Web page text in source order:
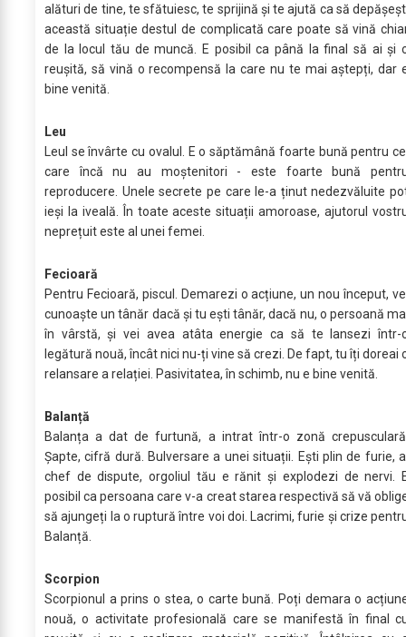
alături de tine, te sfătuiesc, te sprijină și te ajută ca să
această situație destul de complicată care poate să vină
de la locul tău de muncă. E posibil ca până la final să ai și
reușită, să vină o recompensă la care nu te mai aștepți, dar
bine venită.
Leu
Leul se învârte cu ovalul. E o săptămână foarte bună pentru
care încă nu au moștenitori - este foarte bună
reproducere. Unele secrete pe care le-a ținut nedezvăluite
ieși la iveală. În toate aceste situații amoroase, ajutorul
neprețuit este al unei femei.
Fecioară
Pentru Fecioară, piscul. Demarezi o acțiune, un nou început,
cunoaște un tânăr dacă și tu ești tânăr, dacă nu, o persoană
în vârstă, și vei avea atâta energie ca să te lansezi într-
legătură nouă, încât nici nu-ți vine să crezi. De fapt, tu îți doreai
relansare a relației. Pasivitatea, în schimb, nu e bine venită.
Balanță
Balanța a dat de furtună, a intrat într-o zonă
Șapte, cifră dură. Bulversare a unei situații. Ești plin de furie,
chef de dispute, orgoliul tău e rănit și explodezi de nervi.
posibil ca persoana care v-a creat starea respectivă să vă
să ajungeți la o ruptură între voi doi. Lacrimi, furie și crize
Balanță.
Scorpion
Scorpionul a prins o stea, o carte bună. Poți demara o
nouă, o activitate profesională care se manifestă în final